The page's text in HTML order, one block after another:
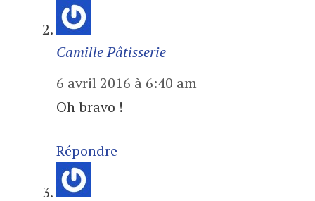
Camille Pâtisserie
6 avril 2016 à 6:40 am
Oh bravo !
Répondre